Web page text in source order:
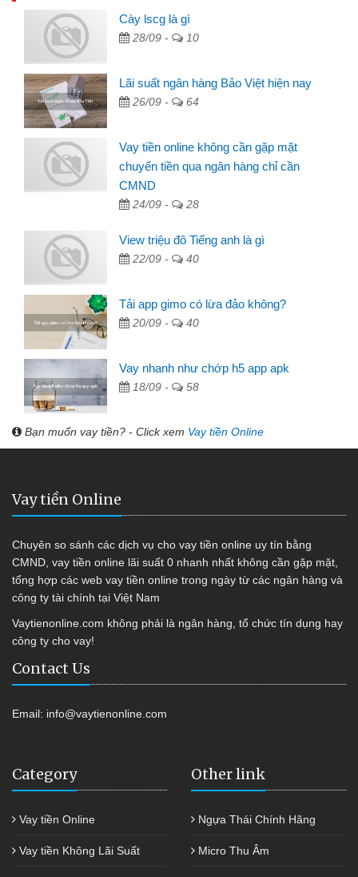
Cày lscg là gì
28/09 - 10
Lãi suất ngân hàng Bảo Việt hiện nay
26/09 - 64
Vay tiền online không cần gặp mặt
chuyển tiền qua ngân hàng chỉ cần
CMND
24/09 - 28
View triệu đô Tiếng anh là gì
22/09 - 40
Tải app gimo có lừa đảo không?
20/09 - 40
Vay nhanh như chớp h5 app apk
18/09 - 58
Bạn muốn vay tiền? - Click xem Vay tiền Online
Vay tiền Online
Chuyên so sánh các dịch vụ cho vay tiền online uy tín bằng
CMND, vay tiền online lãi suất 0 nhanh nhất không cần gặp mặt,
tổng hợp các web vay tiền online trong ngày từ các ngân hàng và
công ty tài chính tại Việt Nam
Vaytienonline.com không phải là ngân hàng, tổ chức tín dụng hay
công ty cho vay!
Contact Us
Email: info@vaytienonline.com
Category
Vay tiền Online
Vay tiền Không Lãi Suất
Other link
Ngựa Thái Chính Hãng
Micro Thu Âm